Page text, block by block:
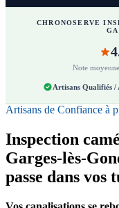
CHRONOSERVE
Note
Artisans Qualifiés /
Artisans de Confiance à
Inspection
Garges-lès-
passe dans vos